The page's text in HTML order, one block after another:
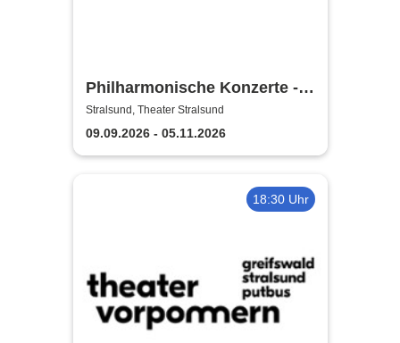
Philharmonische Konzerte -
Theater Vorpommern
Stralsund, Theater Stralsund
09.09.2026 - 05.11.2026
18:30 Uhr